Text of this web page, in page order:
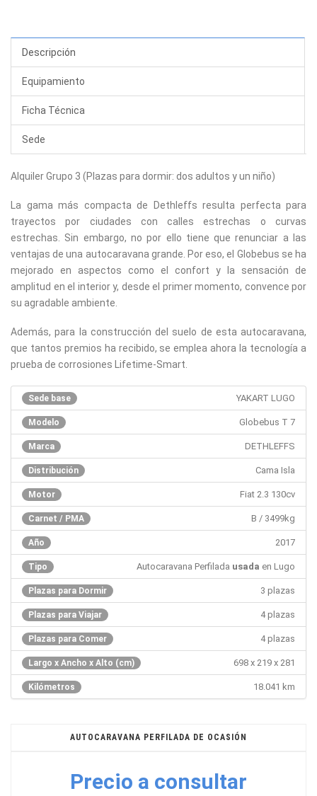
Descripción
Equipamiento
Ficha Técnica
Sede
Alquiler Grupo 3 (Plazas para dormir: dos adultos y un niño)
La gama más compacta de Dethleffs resulta perfecta para
trayectos por ciudades con calles estrechas o curvas
estrechas. Sin embargo, no por ello tiene que renunciar a las
ventajas de una autocaravana grande. Por eso, el Globebus se ha
mejorado en aspectos como el confort y la sensación de
amplitud en el interior y, desde el primer momento, convence por
su agradable ambiente.
Además, para la construcción del suelo de esta autocaravana,
que tantos premios ha recibido, se emplea ahora la tecnología a
prueba de corrosiones Lifetime-Smart.
Sede base YAKART LUGO
Modelo Globebus T 7
Marca DETHLEFFS
Distribución Cama Isla
Motor Fiat 2.3 130cv
Carnet / PMA B / 3499kg
Año 2017
Tipo Autocaravana Perfilada usada en Lugo
Plazas para Dormir 3 plazas
Plazas para Viajar 4 plazas
Plazas para Comer 4 plazas
Largo x Ancho x Alto (cm) 698 x 219 x 281
Kilómetros 18.041 km
AUTOCARAVANA PERFILADA DE OCASIÓN
Precio a consultar